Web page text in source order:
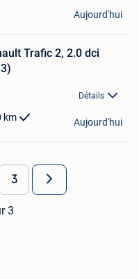
Aujourd'hui
Trafic 2, 2.0 dci
Détails
km Aujourd'hui
3
3